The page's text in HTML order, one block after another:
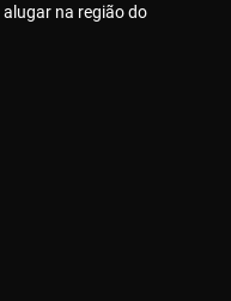
alugar na região do